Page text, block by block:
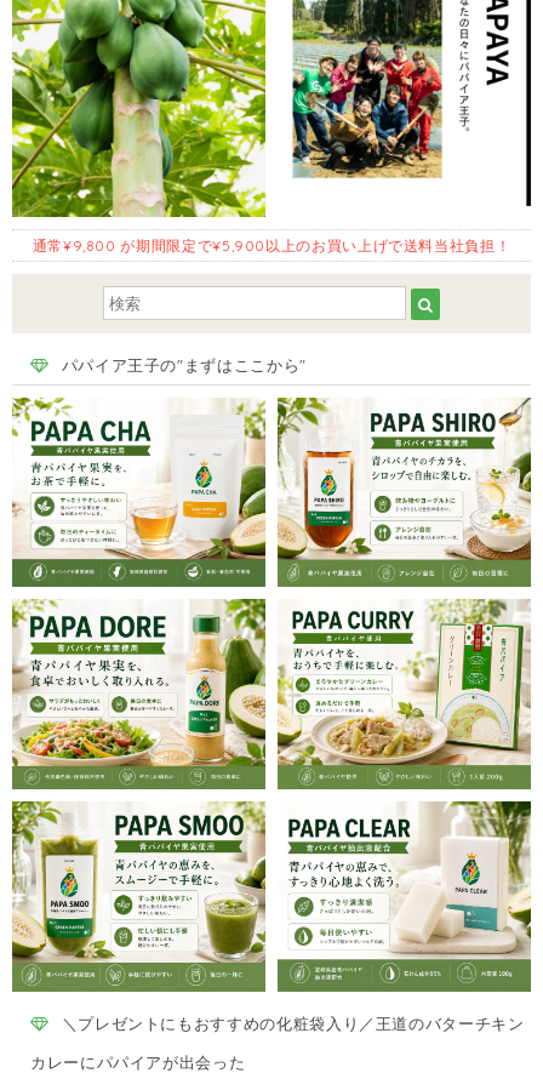
通常¥9,800 が期間限定で¥5,900以上のお買い上げで送料当社負担！
パパイア王子の"まずはここから"
＼プレゼントにもおすすめの化粧袋入り／王道のバターチキン
カレーにパパイアが出会った